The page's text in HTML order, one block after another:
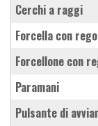
cerchi a raggi
forcella con
forcellone con
paramani
pulsante di